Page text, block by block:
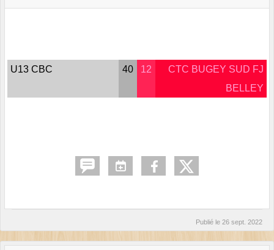
U13 CBC 40 12
CTC BUGEY SUD FJ
BELLEY
Publié le 26 sept. 2022